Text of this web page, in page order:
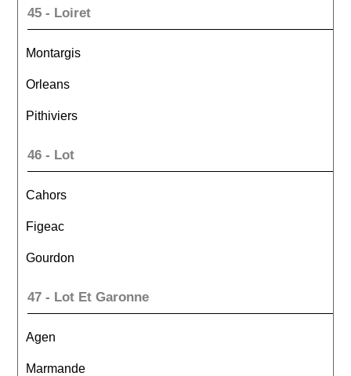
45 - Loiret
Montargis
Orleans
Pithiviers
46 - Lot
Cahors
Figeac
Gourdon
47 - Lot Et Garonne
Agen
Marmande